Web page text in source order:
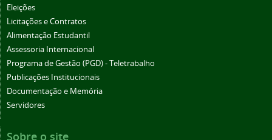
Eleições
Licitações e Contratos
Alimentação Estudantil
Assessoria Internacional
Programa de Gestão (PGD) - Teletrabalho
Publicações Institucionais
Documentação e Memória
Servidores
Sobre o site